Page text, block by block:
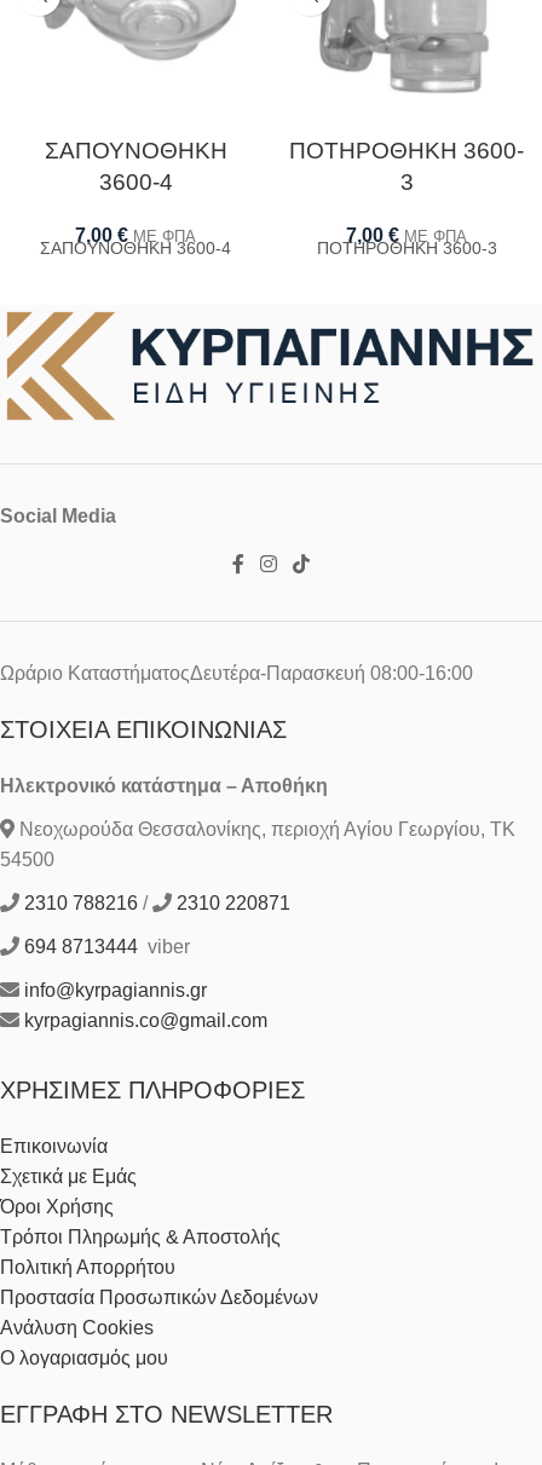
ΣΑΠΟΥΝΟΘΗΚΗ
3600-4
7,00 € ΜΕ ΦΠΑ
ΣΑΠΟΥΝΟΘΗΚΗ 3600-4
ΠΟΤΗΡΟΘΗΚΗ 3600-
3
7,00 € ΜΕ ΦΠΑ
ΠΟΤΗΡΟΘΗΚΗ 3600-3
Social Media
Ωράριο ΚαταστήματοςΔευτέρα-Παρασκευή 08:00-16:00
ΣΤΟΙΧΕΊΑ ΕΠΙΚΟΙΝΩΝΊΑΣ
Ηλεκτρονικό κατάστημα – Αποθήκη
Νεοχωρούδα Θεσσαλονίκης, περιοχή Αγίου Γεωργίου, ΤΚ
54500
2310 788216 / 2310 220871
694 8713444 viber
info@kyrpagiannis.gr
kyrpagiannis.co@gmail.com
ΧΡΉΣΙΜΕΣ ΠΛΗΡΟΦΟΡΊΕΣ
Επικοινωνία
Σχετικά με Εμάς
Όροι Χρήσης
Τρόποι Πληρωμής & Αποστολής
Πολιτική Απορρήτου
Προστασία Προσωπικών Δεδομένων
Ανάλυση Cookies
Ο λογαριασμός μου
ΕΓΓΡΑΦΉ ΣΤΟ NEWSLETTER